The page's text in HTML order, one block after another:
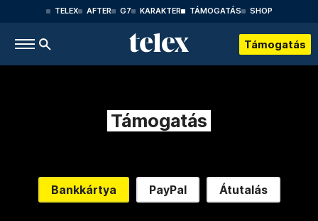
TELEX AFTER G7 KARAKTER TÁMOGATÁS SHOP
Támogatás
Támogatás
Bankkártya PayPal Átutalás